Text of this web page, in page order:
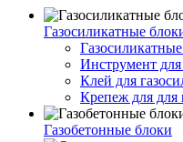
Газосиликатные
Инструмент
Клей для
Крепеж для для
Газобетонные блоки